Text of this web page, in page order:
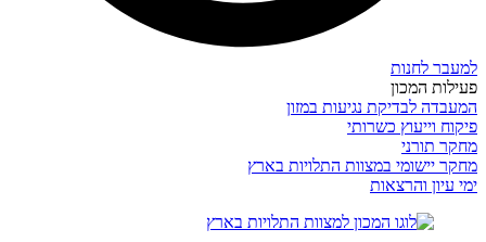
למעבר לחנות
פעילות המכון
המעבדה לבדיקת נגיעות במזון
פיקוח וייעוץ כשרותי
מחקר תורני
מחקר יישומי במצוות התלויות בארץ
ימי עיון והרצאות